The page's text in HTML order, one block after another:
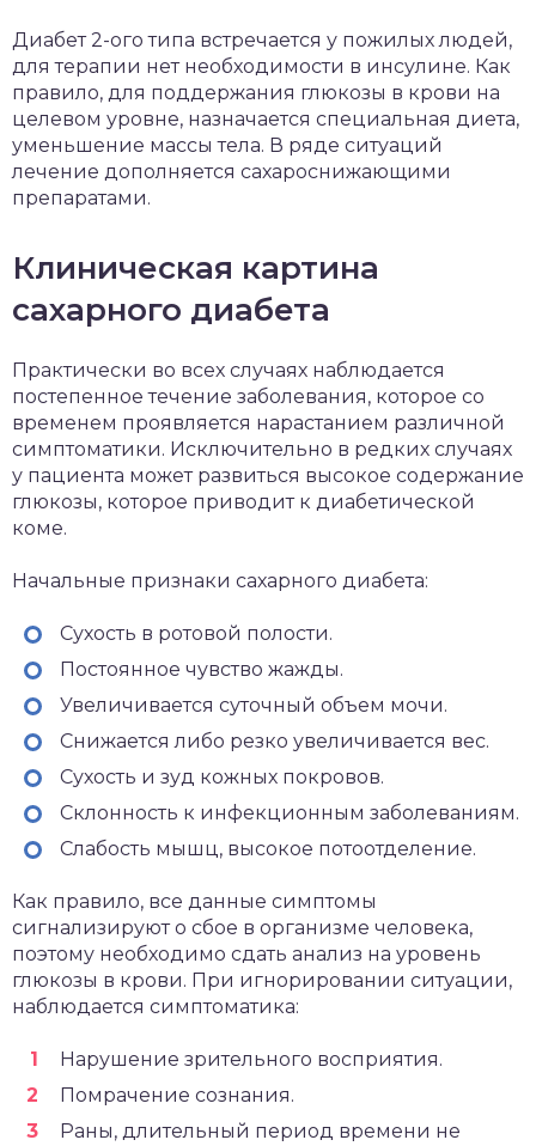
Диабет 2-ого типа встречается у пожилых людей,
для терапии нет необходимости в инсулине. Как
правило, для поддержания глюкозы в крови на
целевом уровне, назначается специальная диета,
уменьшение массы тела. В ряде ситуаций
лечение дополняется сахароснижающими
препаратами.
Клиническая картина
сахарного диабета
Практически во всех случаях наблюдается
постепенное течение заболевания, которое со
временем проявляется нарастанием различной
симптоматики. Исключительно в редких случаях
у пациента может развиться высокое содержание
глюкозы, которое приводит к диабетической
коме.
Начальные признаки сахарного диабета:
Сухость в ротовой полости.
Постоянное чувство жажды.
Увеличивается суточный объем мочи.
Снижается либо резко увеличивается вес.
Сухость и зуд кожных покровов.
Склонность к инфекционным заболеваниям.
Слабость мышц, высокое потоотделение.
Как правило, все данные симптомы
сигнализируют о сбое в организме человека,
поэтому необходимо сдать анализ на уровень
глюкозы в крови. При игнорировании ситуации,
наблюдается симптоматика:
Нарушение зрительного восприятия.
Помрачение сознания.
Раны, длительный период времени не